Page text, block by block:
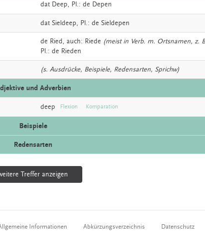
dat Deep, Pl.: de Depen
dat Sieldeep, Pl.: de Sieldepen
de Ried, auch: Riede (meist in Verb. m. Ortsnamen, z.
Pl.: de Rieden
(s. Ausdrücke, Beispiele, Redensarten, Sprichw)
und Adverbien
deep Flexion Komparation
Beispiele
Redensarten
Treffer anzeigen
Informationen Abkürzungsverzeichnis Datenschutz